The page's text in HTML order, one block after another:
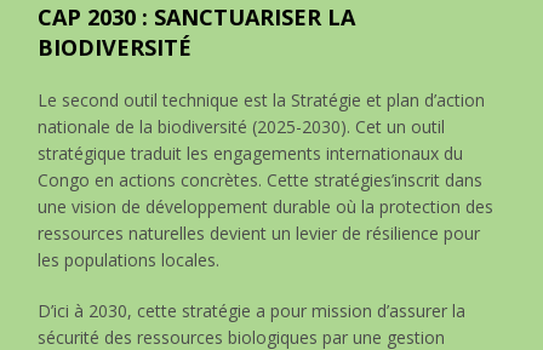
CAP 2030 : SANCTUARISER LA
BIODIVERSITÉ
Le second outil technique est la Stratégie et plan d’action
nationale de la biodiversité (2025-2030). Cet un outil
stratégique traduit les engagements internationaux du
Congo en actions concrètes. Cette stratégies’inscrit dans
une vision de développement durable où la protection des
ressources naturelles devient un levier de résilience pour
les populations locales.
D’ici à 2030, cette stratégie a pour mission d’assurer la
sécurité des ressources biologiques par une gestion